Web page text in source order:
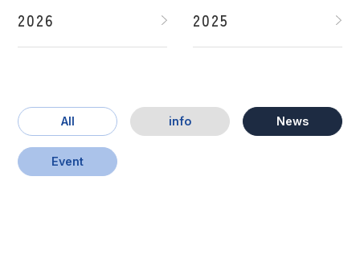
2026 2025
All info News
Event